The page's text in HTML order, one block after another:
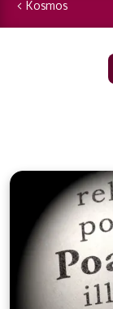
Kosmos